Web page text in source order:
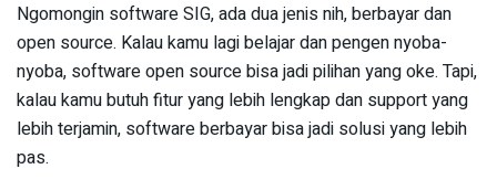
Ngomongin software SIG, ada dua jenis nih, berbayar dan
open source. Kalau kamu lagi belajar dan pengen nyoba-
nyoba, software open source bisa jadi pilihan yang oke. Tapi,
kalau kamu butuh fitur yang lebih lengkap dan support yang
lebih terjamin, software berbayar bisa jadi solusi yang lebih
pas.